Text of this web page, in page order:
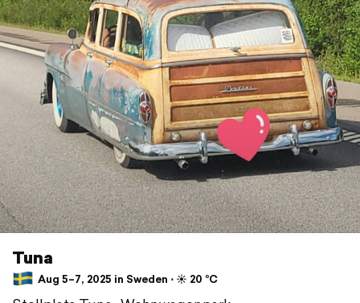
Tuna
Aug 5–7, 2025 in Sweden ⋅ ☀️ 20 °C